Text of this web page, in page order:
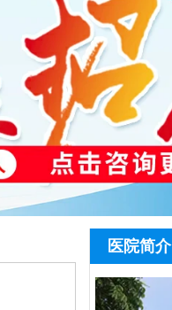
医院简介